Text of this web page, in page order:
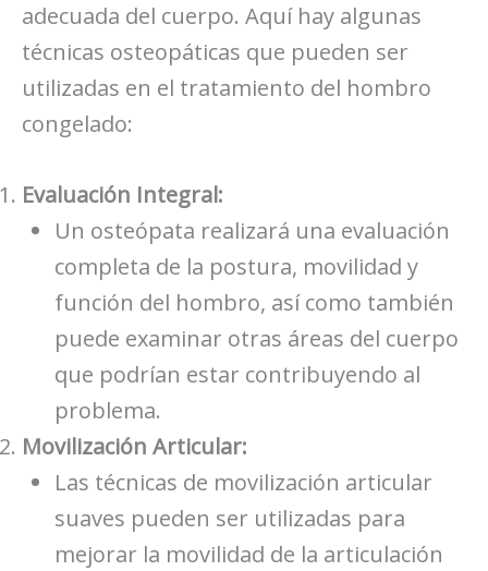
adecuada del cuerpo. Aquí hay algunas
técnicas osteopáticas que pueden ser
utilizadas en el tratamiento del hombro
congelado:
Evaluación Integral:
Un osteópata realizará una evaluación
completa de la postura, movilidad y
función del hombro, así como también
puede examinar otras áreas del cuerpo
que podrían estar contribuyendo al
problema.
Movilización Articular:
Las técnicas de movilización articular
suaves pueden ser utilizadas para
mejorar la movilidad de la articulación